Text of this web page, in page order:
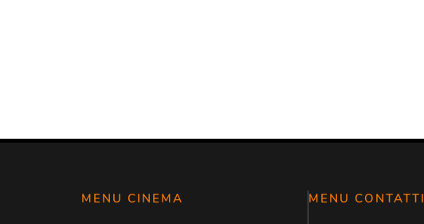
MENU CINEMA MENU CONTATTI